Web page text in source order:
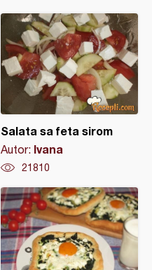
Salata sa feta sirom
Autor: Ivana
21810